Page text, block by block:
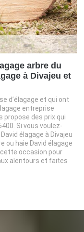
arbre du
à Divajeu et
d’élagage et qui ont
entreprise
propose des prix qui
Si vous voulez-
élagage à Divajeu
ou haie David élagage
occasion pour
alentours et faites